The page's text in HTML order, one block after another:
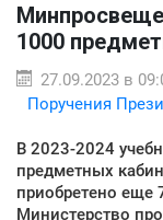
1000
27.09.2023 в
Поручения
В 2023-2024
предметных
приобретено еще
Министерство